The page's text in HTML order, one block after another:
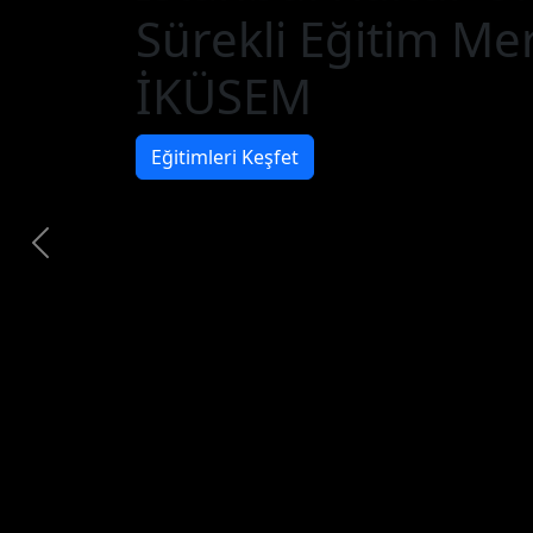
Sürekli Eğitim
İKÜSEM
Eğitimleri Keşfet